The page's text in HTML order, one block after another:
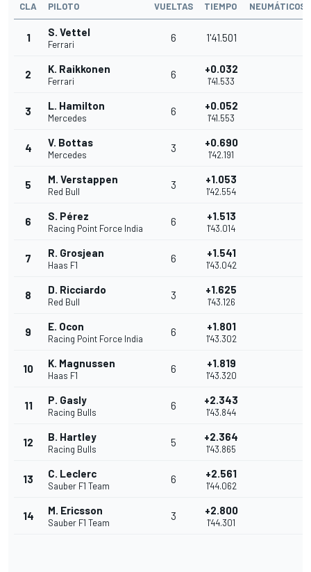
CLA PILOTO VUELTAS TIEMPO NEUMÁTICOS
1 S. Vettel
Ferrari
6 1'41.501
2 K. Raikkonen
Ferrari
6 +0.032
1'41.533
3 L. Hamilton
Mercedes
6 +0.052
1'41.553
4 V. Bottas
Mercedes
3 +0.690
1'42.191
5 M. Verstappen
Red Bull
3 +1.053
1'42.554
6 S. Pérez
Racing Point Force India
6 +1.513
1'43.014
7 R. Grosjean
Haas F1
6 +1.541
1'43.042
8 D. Ricciardo
Red Bull
3 +1.625
1'43.126
9 E. Ocon
Racing Point Force India
6 +1.801
1'43.302
10 K. Magnussen
Haas F1
6 +1.819
1'43.320
11 P. Gasly
Racing Bulls
6 +2.343
1'43.844
12 B. Hartley
Racing Bulls
5 +2.364
1'43.865
13 C. Leclerc
Sauber F1 Team
6 +2.561
1'44.062
14 M. Ericsson
Sauber F1 Team
3 +2.800
1'44.301